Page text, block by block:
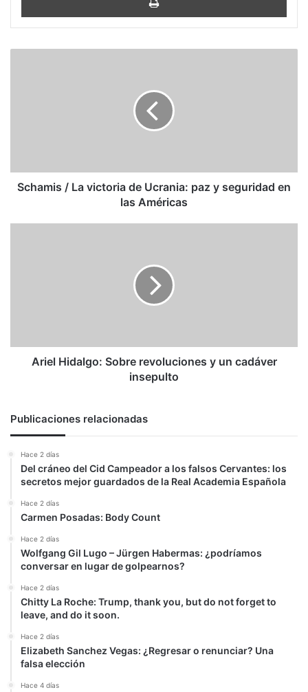
seguridad
enSchamis / La victoria de Ucrania: paz y seguridad en
las Américas
Ariel Hidalgo: Sobre revoluciones y un cadáver
insepulto
Publicaciones relacionadas
Hace 2 días
Del cráneo del Cid Campeador a los falsos Cervantes: los
secretos mejor guardados de la Real Academia Española
Hace 2 días
Carmen Posadas: Body Count
Hace 2 días
Wolfgang Gil Lugo – Jürgen Habermas: ¿podríamos
conversar en lugar de golpearnos?
Hace 2 días
Chitty La Roche: Trump, thank you, but do not forget to
leave, and do it soon.
Hace 2 días
Elizabeth Sanchez Vegas: ¿Regresar o renunciar? Una
falsa elección
Hace 4 días